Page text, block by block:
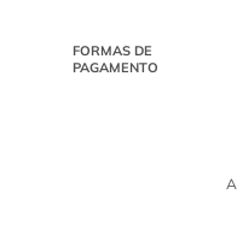
FORMAS DE
PAGAMENTO